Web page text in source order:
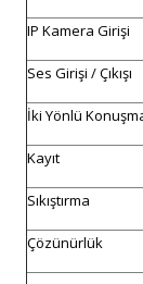
IP Kamera Girişi
Ses Girişi / Çıkışı
İki Yönlü
Kayıt
Sıkıştırma
Çözünürlük